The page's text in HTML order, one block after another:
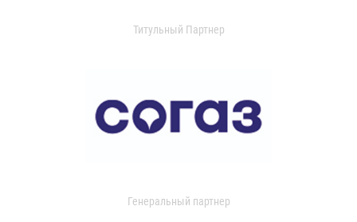
Титульный Партнер
Генеральный партнер